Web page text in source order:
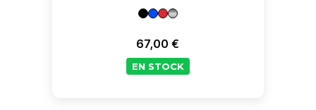
Prix
67,00 €
EN STOCK